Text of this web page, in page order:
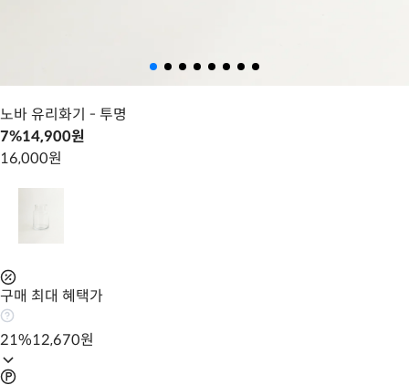
노바 유리화기 - 투명
7%14,900원
16,000원
구매 최대 혜택가
21%12,670원